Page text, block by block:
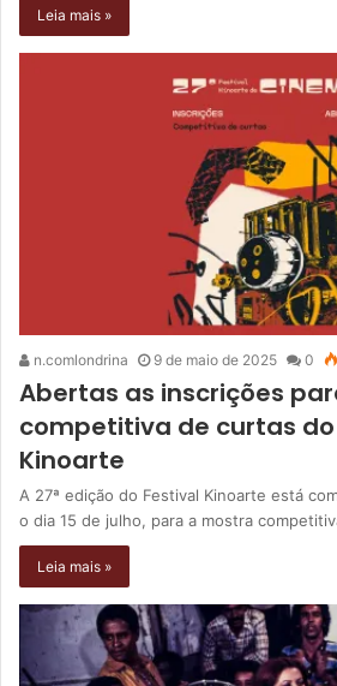
Leia mais »
n.comlondrina 9 de maio de 2025 0
Abertas as inscrições
competitiva de curtas do
Kinoarte
A 27ª edição do Festival Kinoarte está
o dia 15 de julho, para a mostra
Leia mais »